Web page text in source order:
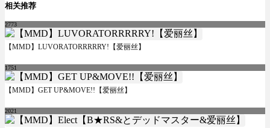
相关推荐
2773
【MMD】LUVORATORRRRRY!【爱丽丝】
1751
【MMD】GET UP&MOVE!!【爱丽丝】
2021